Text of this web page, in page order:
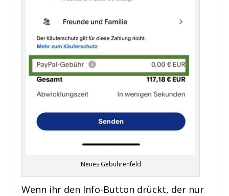
Neues Gebührenfeld
Wenn ihr den Info-Button drückt, der nur